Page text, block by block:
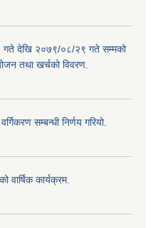
देखि २०७९/०८/२९ गते सम्मको
तथा खर्चको विवरण.
सम्बन्धी निर्णय गरियो.
वार्षिक कार्यक्रम.